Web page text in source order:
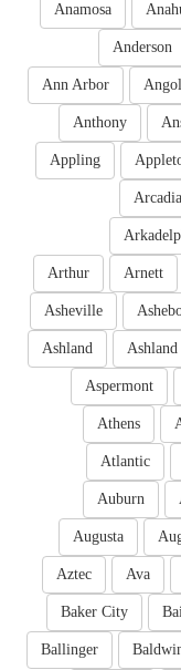
Anamosa
Anderson
Ann Arbor
Anthony
Appling
Arcadia
Arnett
Arthur
Asheville
Ashland
Ashland
Aspermont
Athens
Atlantic
Auburn
Augusta
Ava
Aztec
Baker City
Ballinger